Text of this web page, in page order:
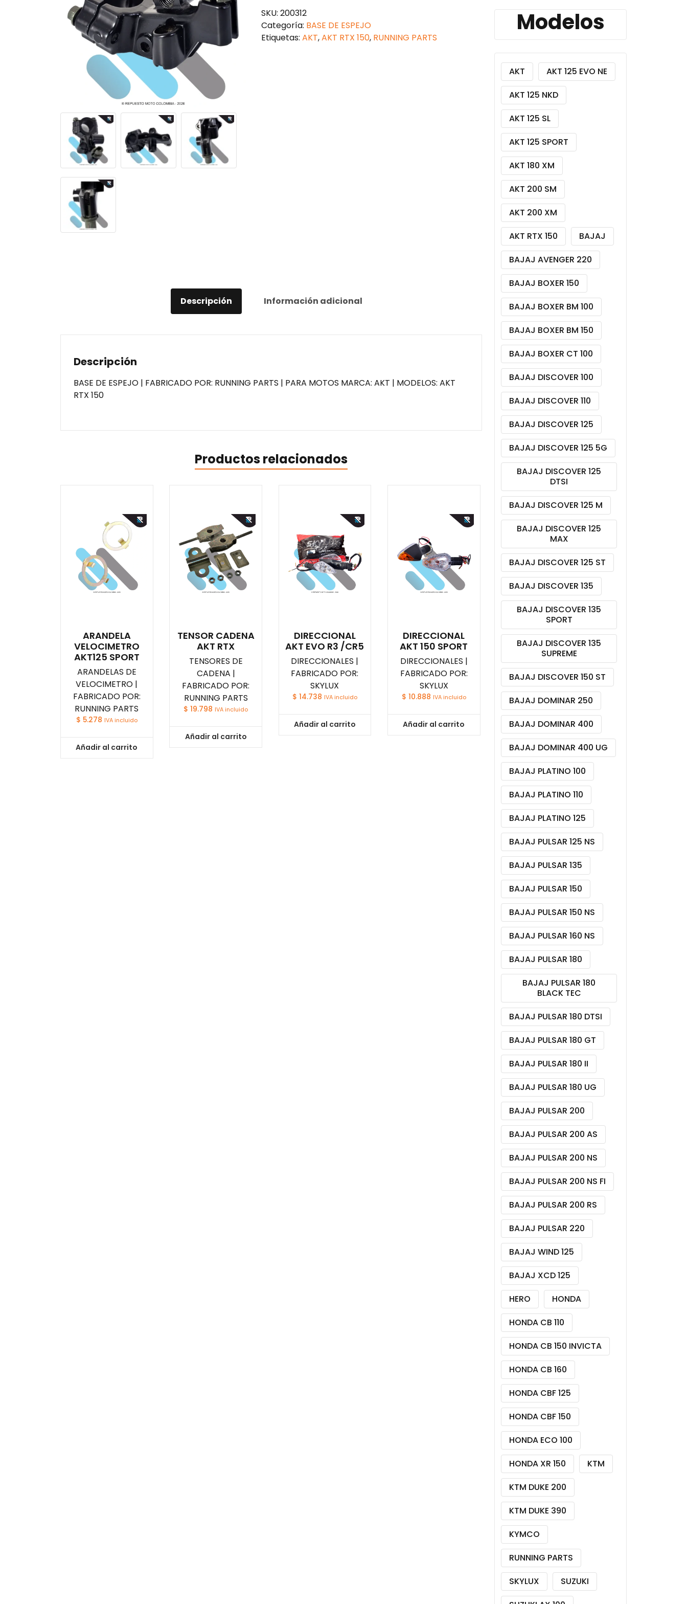
AKT
RTX
150
SKU: 200312
Categoría: BASE DE ESPEJO
Etiquetas: AKT,AKT RTX 150, RUNNING PARTS
Descripción Información adicional
Descripción
BASE DE ESPEJO | FABRICADO POR: RUNNING PARTS | PARA MOTOS MARCA: AKT | MODELOS: AKT
RTX 150
Productos relacionados
ARANDELA
VELOCIMETRO
AKT125 SPORT
ARANDELAS DE
VELOCIMETRO |
FABRICADO POR:
RUNNING PARTS
$ 5.278 IVA incluido
Añadir al carrito
TENSOR CADENA
AKT RTX
TENSORES DE
CADENA |
FABRICADO POR:
RUNNING PARTS
$ 19.798 IVA incluido
Añadir al carrito
DIRECCIONAL
AKT EVO R3 /CR5
DIRECCIONALES |
FABRICADO POR:
SKYLUX
$ 14.738 IVA incluido
Añadir al carrito
DIRECCIONAL
AKT 150 SPORT
DIRECCIONALES |
FABRICADO POR:
SKYLUX
$ 10.888 IVA incluido
Añadir al carrito
Modelos
AKT
AKT 125 EVO NE
AKT 125 NKD
AKT 125 SL
AKT 125 SPORT
AKT 180 XM
AKT 200 SM
AKT 200 XM
AKT RTX 150
BAJAJ
BAJAJ AVENGER 220
BAJAJ BOXER 150
BAJAJ BOXER BM 100
BAJAJ BOXER BM 150
BAJAJ BOXER CT 100
BAJAJ DISCOVER 100
BAJAJ DISCOVER 110
BAJAJ DISCOVER 125
BAJAJ DISCOVER 125 5G
BAJAJ DISCOVER 125
DTSI
BAJAJ DISCOVER 125 M
BAJAJ DISCOVER 125
MAX
BAJAJ DISCOVER 125 ST
BAJAJ DISCOVER 135
BAJAJ DISCOVER 135
SPORT
BAJAJ DISCOVER 135
SUPREME
BAJAJ DISCOVER 150 ST
BAJAJ DOMINAR 250
BAJAJ DOMINAR 400
BAJAJ DOMINAR 400 UG
BAJAJ PLATINO 100
BAJAJ PLATINO 110
BAJAJ PLATINO 125
BAJAJ PULSAR 125 NS
BAJAJ PULSAR 135
BAJAJ PULSAR 150
BAJAJ PULSAR 150 NS
BAJAJ PULSAR 160 NS
BAJAJ PULSAR 180
BAJAJ PULSAR 180
BLACK TEC
BAJAJ PULSAR 180 DTSI
BAJAJ PULSAR 180 GT
BAJAJ PULSAR 180 II
BAJAJ PULSAR 180 UG
BAJAJ PULSAR 200
BAJAJ PULSAR 200 AS
BAJAJ PULSAR 200 NS
BAJAJ PULSAR 200 NS FI
BAJAJ PULSAR 200 RS
BAJAJ PULSAR 220
BAJAJ WIND 125
BAJAJ XCD 125
HERO
HONDA
HONDA CB 110
HONDA CB 150 INVICTA
HONDA CB 160
HONDA CBF 125
HONDA CBF 150
HONDA ECO 100
HONDA XR 150
KTM
KTM DUKE 200
KTM DUKE 390
KYMCO
RUNNING PARTS
SKYLUX
SUZUKI